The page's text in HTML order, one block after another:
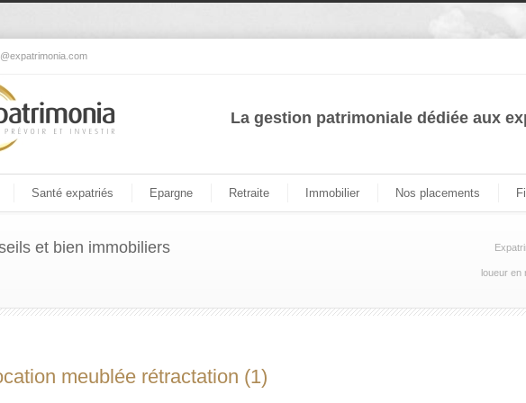
La gestion patrimoniale dédiée aux
Santé expatriés Epargne Retraite Immobilier Nos placements
et bien immobiliers
loueur en
meublée rétractation (1)